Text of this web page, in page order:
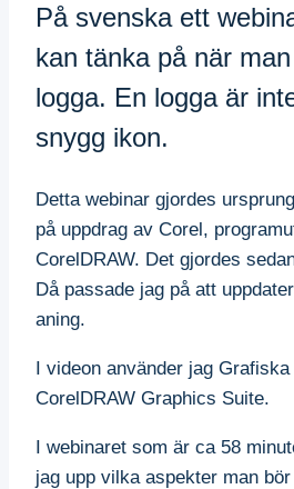
På svenska ett
kan tänka på när
logga. En logga är
snygg ikon.
Detta webinar gjordes
på uppdrag av Corel,
CorelDRAW. Det gjordes
Då passade jag på att
aning.
I videon använder jag
CorelDRAW Graphics Suite.
I webinaret som är ca 58
jag upp vilka aspekter man